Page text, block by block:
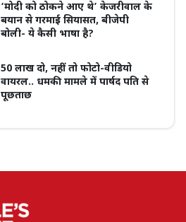
‘मोदी को ठोकने आए थे’ केजरीवाल के
बयान से गरमाई सियासत, बीजेपी
बोली- ये कैसी भाषा है?
50 लाख दो, नहीं तो फोटो-वीडियो
वायरल.. धमकी मामले में पार्षद पति से
पूछताछ